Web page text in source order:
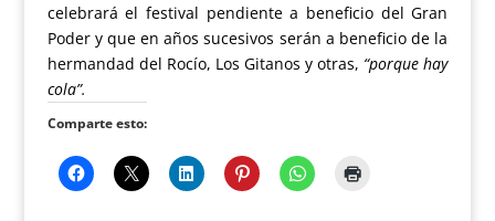
celebrará el festival pendiente a beneficio del Gran
Poder y que en años sucesivos serán a beneficio de la
hermandad del Rocío, Los Gitanos y otras, “porque hay
cola”.
Comparte esto: